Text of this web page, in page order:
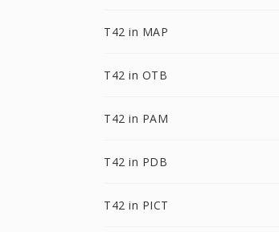
T42 in MAP
T42 in OTB
T42 in PAM
T42 in PDB
T42 in PICT